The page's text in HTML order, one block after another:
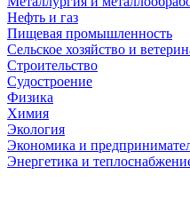
Нефть и газ
Пищевая промышленность
Сельское хозяйство и
Строительство
Судостроение
Физика
Химия
Экология
Экономика и
Энергетика и